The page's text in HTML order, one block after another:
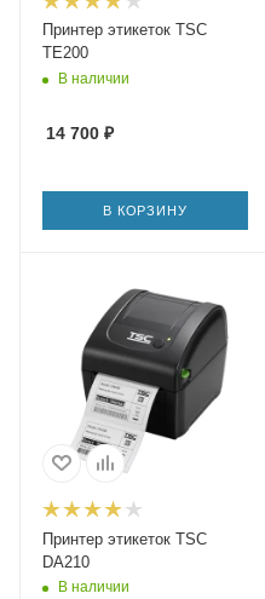
Принтер этикеток TSC
TE200
В наличии
14 700 ₽
В КОРЗИНУ
Принтер этикеток TSC
DA210
В наличии